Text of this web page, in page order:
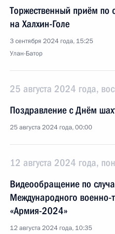
Торжественный приём по
на Халхин-Голе
3 сентября 2024 года, 15:25
Улан-Батор
25 августа 2024 года,
Поздравление с Днём
25 августа 2024 года, 00:00
12 августа 2024 года,
Видеообращение по
Международного военно-
«Армия-2024»
12 августа 2024 года, 10:35